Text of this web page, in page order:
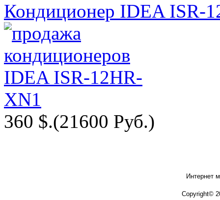
Кондиционер IDEA ISR-
360 $.(21600 Руб.)
Интернет
Copyright©